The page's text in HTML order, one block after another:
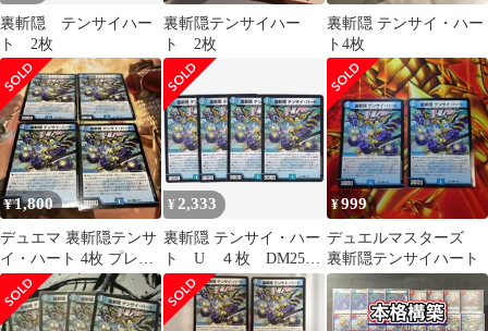
裏斬隠 テンサイハー
ト 2枚
裏斬隠テンサイハー
ト 2枚
裏斬隠 テンサイ・ハー
ト4枚
¥1,800
デュエマ 裏斬隠テンサ
イ・ハート 4枚 プレイ
用
¥2,333
裏斬隠 テンサイ・ハー
ト U ４枚 DM25-
EX1 愛感謝祭 ヒロイ
ンBEST ちゅうてつ
57
¥999
デュエルマスターズ
裏斬隠テンサイハート